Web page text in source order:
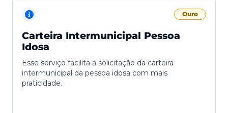
Ouro
Carteira Intermunicipal Pessoa
Idosa
Esse serviço facilita a solicitação da carteira
intermunicipal da pessoa idosa com mais
praticidade.